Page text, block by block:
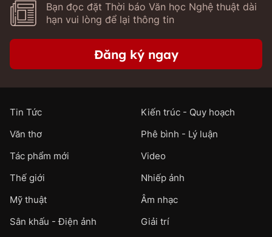
Bạn đọc đặt Thời báo Văn học Nghệ thuật dài
hạn vui lòng để lại thông tin
Đăng ký ngay
Tin Tức
Kiến trúc - Quy hoạch
Văn thơ
Phê bình - Lý luận
Tác phẩm mới
Video
Thế giới
Nhiếp ảnh
Mỹ thuật
Âm nhạc
Sân khấu - Điện ảnh
Giải trí